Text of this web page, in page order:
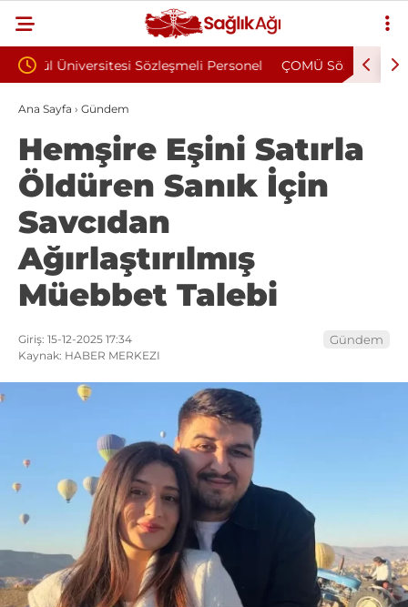
Personel ÇOMÜ Sözleşmeli Bilişim Personeli Alım İlanı
Yayımlandı
Ana Sayfa › Gündem
Hemşire Eşini Satırla
Öldüren Sanık İçin
Savcıdan
Ağırlaştırılmış
Müebbet Talebi
Giriş: 15-12-2025 17:34
Kaynak: HABER MERKEZI
Gündem